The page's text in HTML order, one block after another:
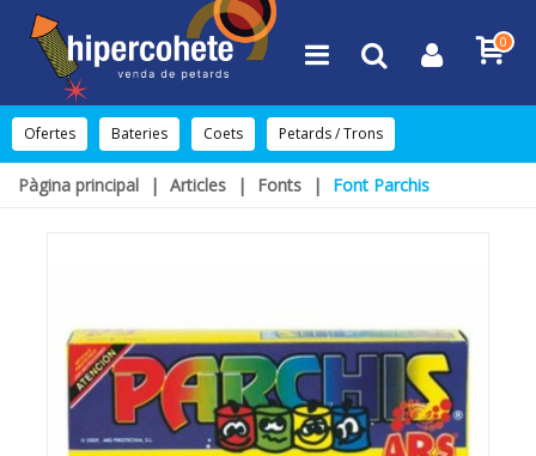
0
Ofertes Bateries Coets Petards / Trons
Pàgina principal | Articles | Fonts | Font Parchis